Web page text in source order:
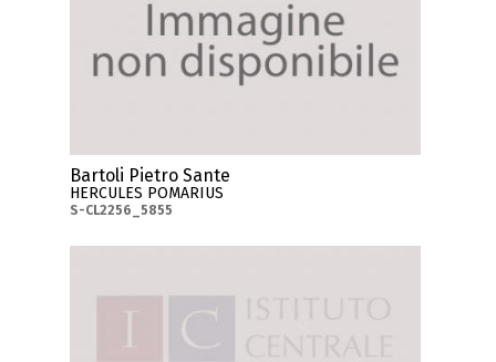
Bartoli Pietro Sante
HERCULES POMARIUS
S-CL2256_5855